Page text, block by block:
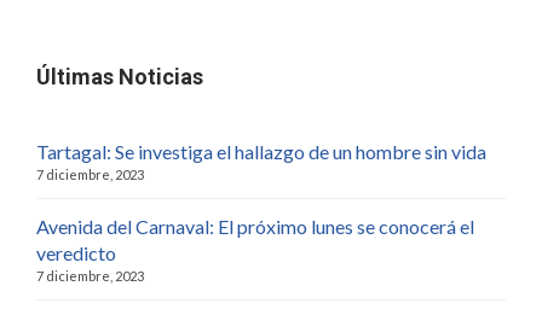
Últimas Noticias
Tartagal: Se investiga el hallazgo de un hombre sin vida
7 diciembre, 2023
Avenida del Carnaval: El próximo lunes se conocerá el
veredicto
7 diciembre, 2023